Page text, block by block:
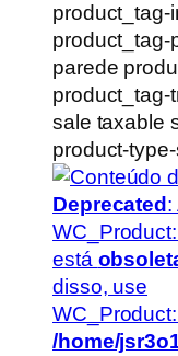
product_tag-
product_tag-
parede
product_tag-
sale taxable
product-
Deprecated :
está
disso, use
/home/